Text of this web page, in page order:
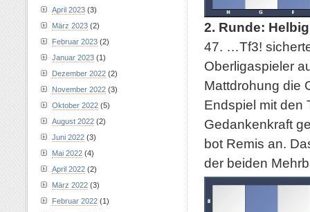
2. Runde:
47. …Tf3!
Oberligaspieler
Mattdrohung die
Endspiel mit den
Gedankenkraft
bot Remis an.
der beiden
April 2023 (3)
März 2023 (2)
Februar 2023 (2)
Januar 2023 (1)
Dezember 2022 (2)
November 2022 (3)
Oktober 2022 (5)
August 2022 (2)
Juni 2022 (3)
Mai 2022 (4)
April 2022 (2)
März 2022 (3)
Februar 2022 (1)